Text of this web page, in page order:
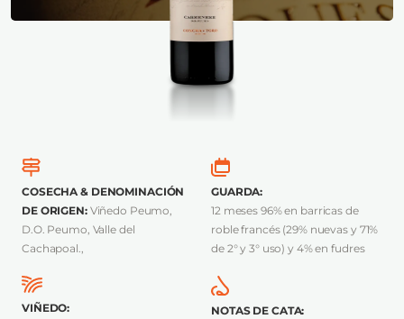
COSECHA & DENOMINACIÓN
DE ORIGEN:Viñedo Peumo,
D.O. Peumo, Valle del
Cachapoal.,
GUARDA:
12 meses 96% en barricas de
roble francés (29% nuevas y 71%
de 2° y 3° uso) y 4% en fudres
VIÑEDO:
NOTAS DE CATA: